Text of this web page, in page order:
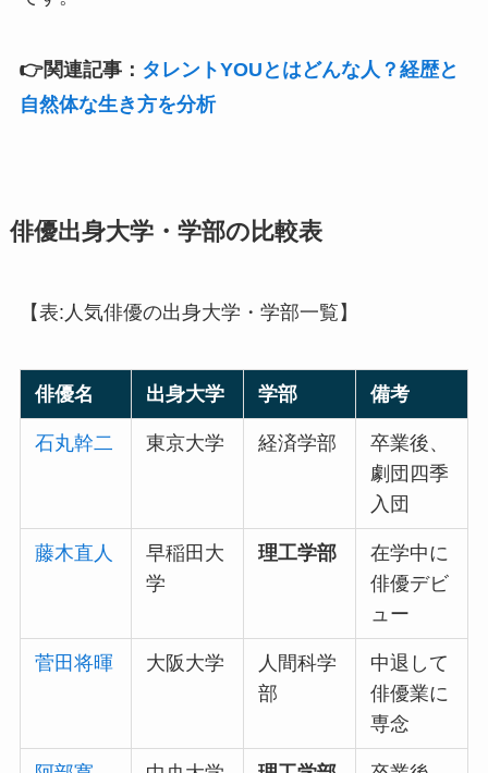
👉関連記事： タレントYOUとはどんな人？経歴と
自然体な生き方を分析
俳優出身大学・学部の比較表
【表:人気俳優の出身大学・学部一覧】
俳優名 出身大学 学部 備考
石丸幹二 東京大学 経済学部
卒業後、
劇団四季
入団
藤木直人
早稲田大
学
理工学部
在学中に
俳優デビ
ュー
菅田将暉 大阪大学
人間科学
部
中退して
俳優業に
専念